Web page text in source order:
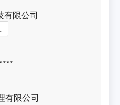
有限公司
有限公司